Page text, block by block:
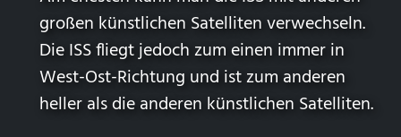
großen künstlichen Satelliten verwechseln.
Die ISS fliegt jedoch zum einen immer in
West-Ost-Richtung und ist zum anderen
heller als die anderen künstlichen Satelliten.